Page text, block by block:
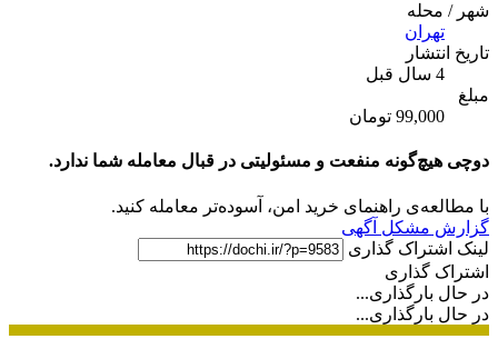
شهر / محله
تهران
تاریخ انتشار
4 سال قبل
مبلغ
99,000 تومان
دوچی هیچ‌گونه منفعت و مسئولیتی در قبال معامله شما ندارد.
با مطالعه‌ی راهنمای خرید امن، آسوده‌تر معامله کنید.
گزارش مشکل آگهی
لینک اشتراک گذاری
اشتراک گذاری
در حال بارگذاری...
در حال بارگذاری...